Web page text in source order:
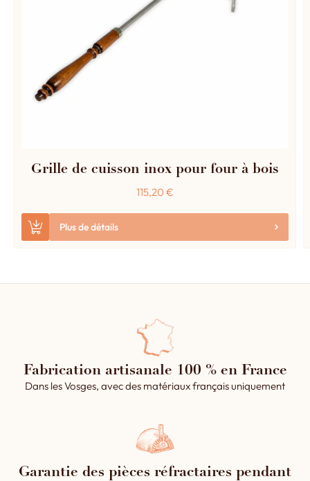
Grille de cuisson inox pour four à bois
115,20 €
Plus de détails
Fabrication artisanale 100 % en France
Dans les Vosges, avec des matériaux français uniquement
Garantie des pièces réfractaires pendant